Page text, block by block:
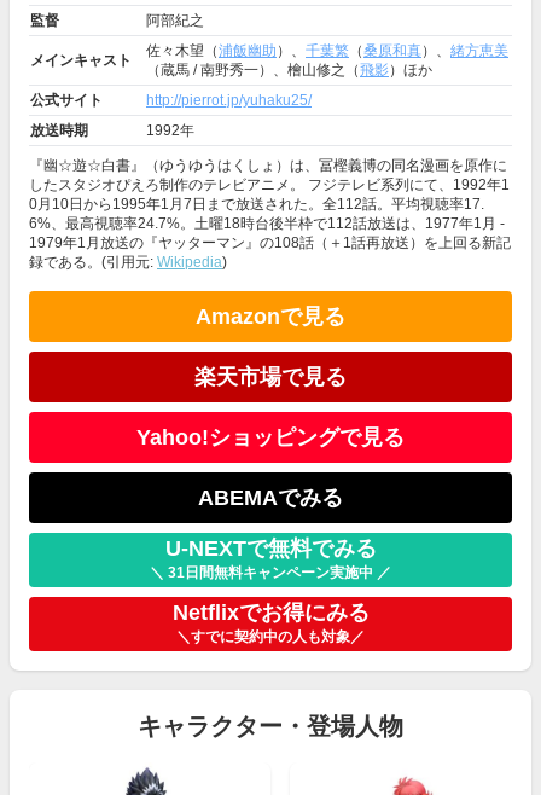
監督
阿部紀之
メインキャスト
佐々木望（浦飯幽助 ）、 千葉繁 （桑原和真）、 緒方恵美
（蔵馬 / 南野秀一）、檜山修之（飛影）ほか
公式サイト
http://pierrot.jp/yuhaku25/
放送時期
1992年
『幽☆遊☆白書』（ゆうゆうはくしょ）は、冨樫義博の同名漫画を原作に
したスタジオぴえろ制作のテレビアニメ。 フジテレビ系列にて、1992年1
0月10日から1995年1月7日まで放送された。全112話。平均視聴率17.
6%、最高視聴率24.7%。土曜18時台後半枠で112話放送は、1977年1月 -
1979年1月放送の『ヤッターマン』の108話（＋1話再放送）を上回る新記
録である。(引用元: Wikipedia)
Amazonで見る
楽天市場で見る
Yahoo!ショッピングで見る
ABEMAでみる
U-NEXTで無料でみる
＼ 31日間無料キャンペーン実施中 ／
Netflixでお得にみる
＼すでに契約中の人も対象／
キャラクター・登場人物